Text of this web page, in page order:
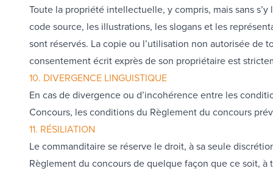
Toute la propriété intellectuelle, y compris, mais sans
code source, les illustrations, les slogans et les
sont réservés. La copie ou l’utilisation non autorisée
consentement écrit exprès de son propriétaire est
10. DIVERGENCE LINGUISTIQUE
En cas de divergence ou d’incohérence entre les
Concours, les conditions du Règlement du concours
11. RÉSILIATION
Le commanditaire se réserve le droit, à sa seule
Règlement du concours de quelque façon que ce soit,